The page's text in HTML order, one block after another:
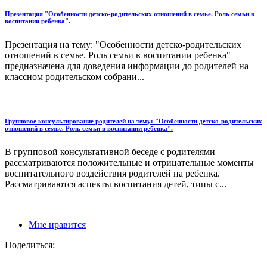
Презентация "Особенности детско-родительских отношений в семье. Роль семьи в
воспитании ребенка".
Презентация на тему: "Особенности детско-родительских
отношений в семье. Роль семьи в воспитании ребенка"
предназначена для доведения информации до родителей на
классном родительском собрани...
Групповое консультирование родителей на тему: "Особенности детско-родительских
отношений в семье. Роль семьи в воспитании ребенка".
В групповой консультативной беседе с родителями
рассматриваются положительные и отрицательные моменты
воспитательного воздействия родителей на ребенка.
Рассматриваются аспекты воспитания детей, типы с...
Мне нравится
Поделиться: